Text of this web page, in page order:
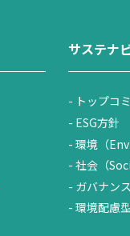
サステナ
トップコ
ESG方針
環境（
社会（
ガバナン
環境配慮